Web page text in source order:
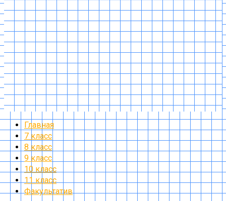
Главная
7 класс
8 класс
9 класс
10 класс
11 класс
Факультатив